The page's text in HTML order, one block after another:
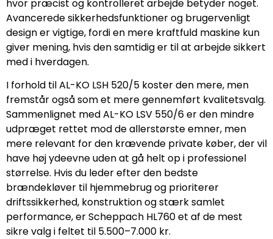
hvor præcist og kontrolleret arbejde betyder noget.
Avancerede sikkerhedsfunktioner og brugervenligt
design er vigtige, fordi en mere kraftfuld maskine kun
giver mening, hvis den samtidig er til at arbejde sikkert
med i hverdagen.
I forhold til AL-KO LSH 520/5 koster den mere, men
fremstår også som et mere gennemført kvalitetsvalg.
Sammenlignet med AL-KO LSV 550/6 er den mindre
udpræget rettet mod de allerstørste emner, men
mere relevant for den krævende private køber, der vil
have høj ydeevne uden at gå helt op i professionel
størrelse. Hvis du leder efter den bedste
brændekløver til hjemmebrug og prioriterer
driftssikkerhed, konstruktion og stærk samlet
performance, er Scheppach HL760 et af de mest
sikre valg i feltet til 5.500–7.000 kr.